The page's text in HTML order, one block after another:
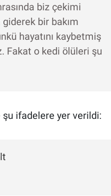
biz çekimi
bir bakım
hayatını kaybetmiş
Fakat o kedi ölüleri şu
şu ifadelere yer verildi: